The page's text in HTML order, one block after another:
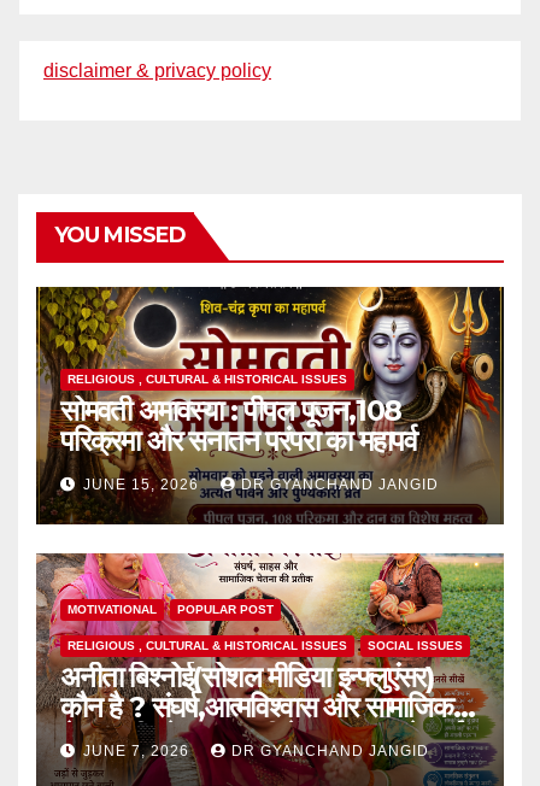
disclaimer & privacy policy
YOU MISSED
RELIGIOUS , CULTURAL & HISTORICAL ISSUES
सोमवती अमावस्या : पीपल पूजन,108
परिक्रमा और सनातन परंपरा का महापर्व
JUNE 15, 2026 DR GYANCHAND JANGID
MOTIVATIONAL POPULAR POST
RELIGIOUS , CULTURAL & HISTORICAL ISSUES SOCIAL ISSUES
अनीता बिश्नोई(सोशल मीडिया इन्फ्लुएंसर)
कौन है ? संघर्ष,आत्मविश्वास और सामाजिक
चेतना की प्रेरक,हाल ही में एक घटना से आई
चर्चा में,
JUNE 7, 2026 DR GYANCHAND JANGID